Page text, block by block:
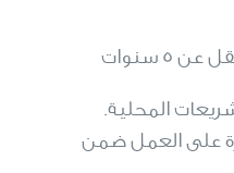
يجب أن يكون لديه خبرة لا تقل عن 5 سنوات
المحلية.
على العمل ضمن